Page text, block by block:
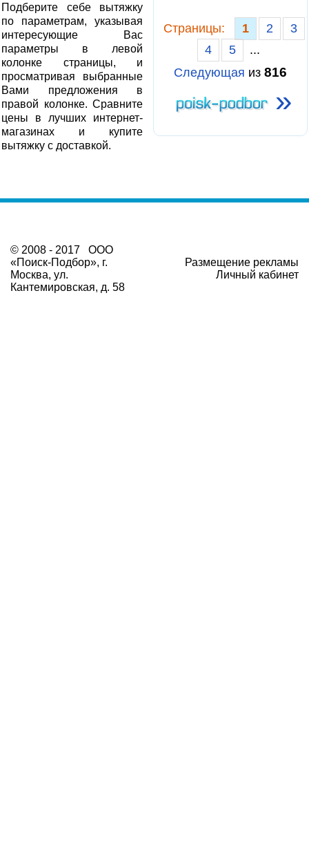
Cтраницы: 1 2
3
4
5
...
Следующая из 816
»
Подберите себе вытяжку
по параметрам, указывая
интересующие Вас
параметры в левой
колонке страницы, и
просматривая выбранные
Вами предложения в
правой колонке. Сравните
цены в лучших интернет-
магазинах и купите
вытяжку с доставкой.
© 2008 - 2017 ООО
«Поиск-Подбор», г.
Москва, ул.
Кантемировская, д. 58
Размещение рекламы
Личный кабинет